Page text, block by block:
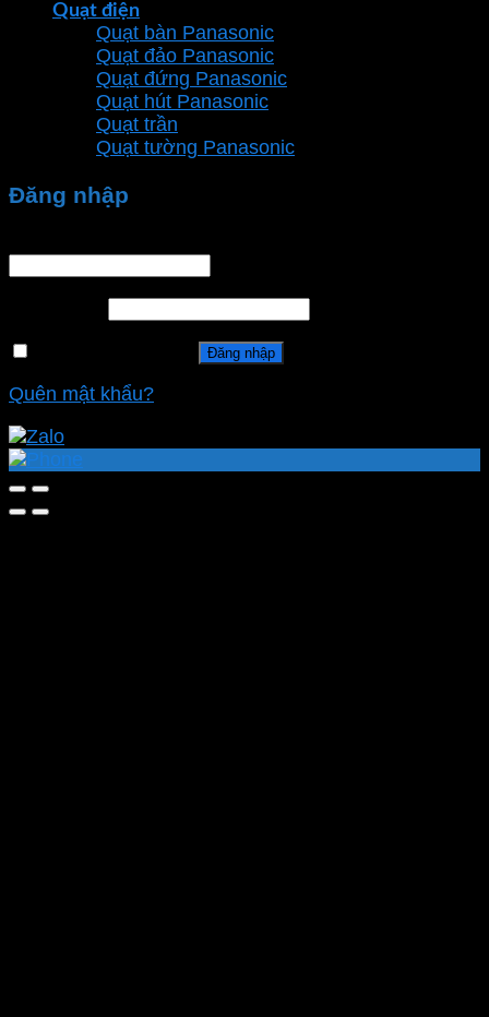
Quạt điện
Quạt bàn Panasonic
Quạt đảo Panasonic
Quạt đứng Panasonic
Quạt hút Panasonic
Quạt trần
Quạt tường Panasonic
Đăng nhập
Đăng nhập
Quên mật khẩu?